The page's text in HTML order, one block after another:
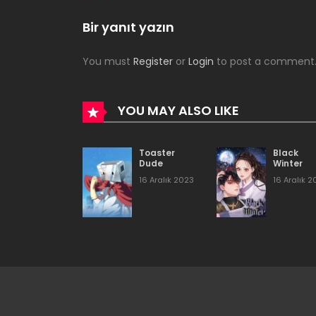
Bölüm 10
Bölüm 9
Bölüm 8
Bölüm 7
Bölüm 6
Bir yanıt yazın
You must Register or Login to post a comment.
YOU MAY ALSO LIKE
Toaster
Dude
16 Aralık 2023
Black
Winter
16 Aralık